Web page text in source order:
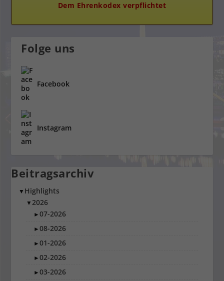
Dem Ehrenkodex verpflichtet
Folge uns
Facebook
Instagram
Beitragsarchiv
▼ Highlights
▼2026
►07-2026
►08-2026
►01-2026
►02-2026
►03-2026